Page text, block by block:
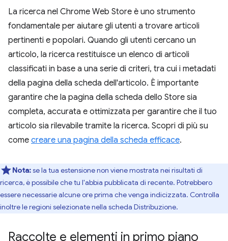
La ricerca nel Chrome Web Store è uno strumento
fondamentale per aiutare gli utenti a trovare articoli
pertinenti e popolari. Quando gli utenti cercano un
articolo, la ricerca restituisce un elenco di articoli
classificati in base a una serie di criteri, tra cui i metadati
della pagina della scheda dell'articolo. È importante
garantire che la pagina della scheda dello Store sia
completa, accurata e ottimizzata per garantire che il tuo
articolo sia rilevabile tramite la ricerca. Scopri di più su
come creare una pagina della scheda efficace.
Nota:se la tua estensione non viene mostrata nei risultati di
ricerca, è possibile che tu l'abbia pubblicata di recente. Potrebbero
essere necessarie alcune ore prima che venga indicizzata. Controlla
inoltre le regioni selezionate nella scheda Distribuzione.
Raccolte e elementi in primo piano